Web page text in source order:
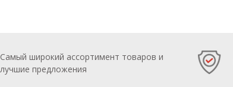
Самый широкий ассортимент товаров и
лучшие предложения